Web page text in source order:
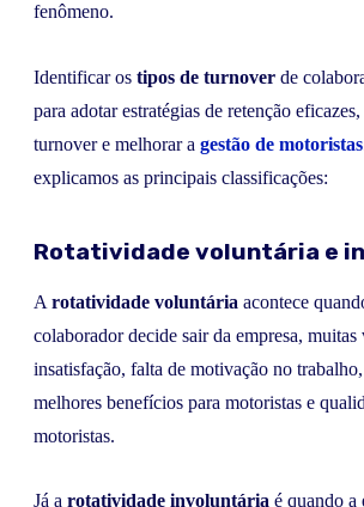
fenômeno.
Identificar os tipos de turnover de
para adotar estratégias de retenção
turnover e melhorar a gestão de motoristas
explicamos as principais classificações:
Rotatividade voluntária e
A rotatividade voluntária acontece
colaborador decide sair da empresa, muitas
insatisfação, falta de motivação no
melhores benefícios para motoristas e
motoristas.
Já a rotatividade involuntária é quando a